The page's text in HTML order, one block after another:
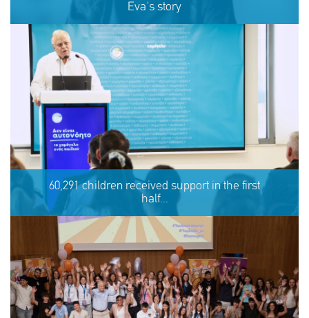
Eva's story
Eva's story
REACT
60,291 children received support in the first
half...